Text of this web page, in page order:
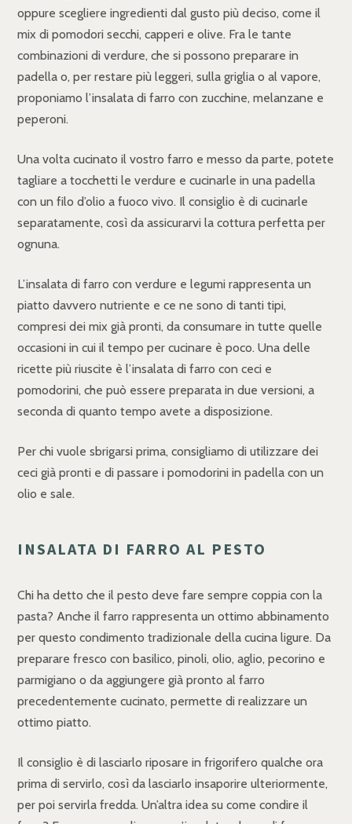
oppure scegliere ingredienti dal gusto più deciso, come il
mix di pomodori secchi, capperi e olive. Fra le tante
combinazioni di verdure, che si possono preparare in
padella o, per restare più leggeri, sulla griglia o al vapore,
proponiamo l’insalata di farro con zucchine, melanzane e
peperoni.
Una volta cucinato il vostro farro e messo da parte, potete
tagliare a tocchetti le verdure e cucinarle in una padella
con un filo d’olio a fuoco vivo. Il consiglio è di cucinarle
separatamente, così da assicurarvi la cottura perfetta per
ognuna.
L’insalata di farro con verdure e legumi rappresenta un
piatto davvero nutriente e ce ne sono di tanti tipi,
compresi dei mix già pronti, da consumare in tutte quelle
occasioni in cui il tempo per cucinare è poco. Una delle
ricette più riuscite è l’insalata di farro con ceci e
pomodorini, che può essere preparata in due versioni, a
seconda di quanto tempo avete a disposizione.
Per chi vuole sbrigarsi prima, consigliamo di utilizzare dei
ceci già pronti e di passare i pomodorini in padella con un
olio e sale.
INSALATA DI FARRO AL PESTO
Chi ha detto che il pesto deve fare sempre coppia con la
pasta? Anche il farro rappresenta un ottimo abbinamento
per questo condimento tradizionale della cucina ligure. Da
preparare fresco con basilico, pinoli, olio, aglio, pecorino e
parmigiano o da aggiungere già pronto al farro
precedentemente cucinato, permette di realizzare un
ottimo piatto.
Il consiglio è di lasciarlo riposare in frigorifero qualche ora
prima di servirlo, così da lasciarlo insaporire ulteriormente,
per poi servirla fredda. Un’altra idea su come condire il